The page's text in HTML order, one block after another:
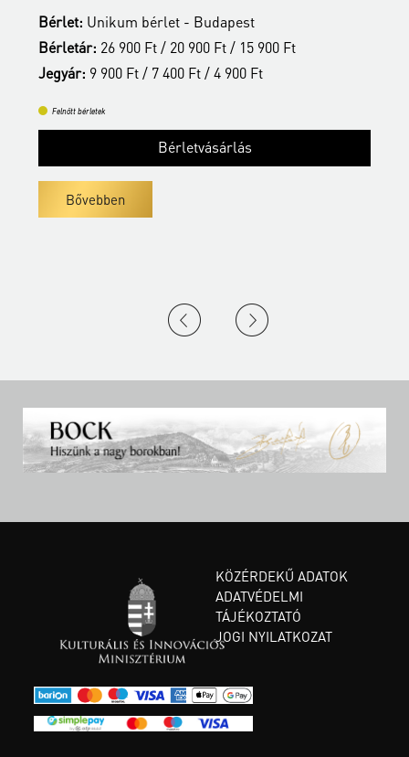
Bérlet: Unikum bérlet - Budapest
Bérletár: 26 900 Ft / 20 900 Ft / 15 900 Ft
Jegyár: 9 900 Ft / 7 400 Ft / 4 900 Ft
Felnőtt bérletek
Bérletvásárlás
Bővebben
KÖZÉRDEKŰ ADATOK
ADATVÉDELMI
TÁJÉKOZTATÓ
JOGI NYILATKOZAT